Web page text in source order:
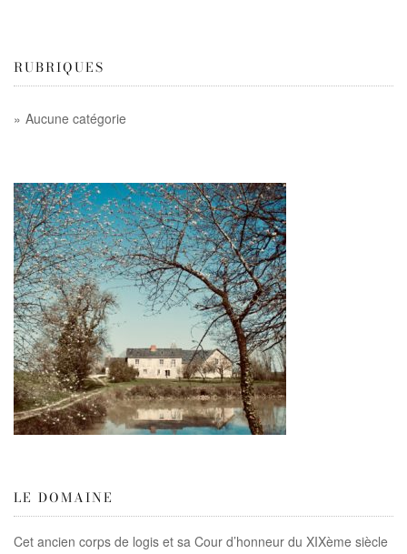
RUBRIQUES
Aucune catégorie
LE DOMAINE
Cet ancien corps de logis et sa Cour d’honneur du XIXème siècle